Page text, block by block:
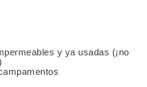
y ya usadas (¡no